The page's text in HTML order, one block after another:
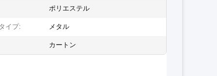
ポリエステル
イプ: メタル
カートン